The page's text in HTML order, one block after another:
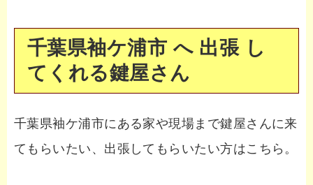
千葉県袖ケ浦市 へ 出張 し
てくれる鍵屋さん
千葉県袖ケ浦市にある家や現場まで鍵屋さんに来
てもらいたい、出張してもらいたい方はこちら。